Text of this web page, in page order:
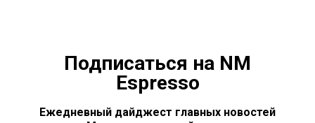
Подписаться на NM
Espresso
Ежедневный дайджест главных новостей